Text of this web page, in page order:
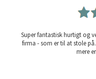
Super fantastisk hurtigt og
firma - som er til at stole
mere